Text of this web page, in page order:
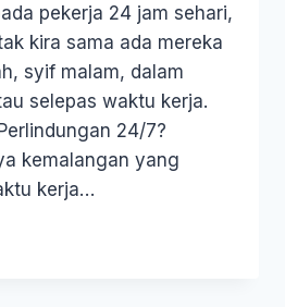
pekerja 24 jam sehari,
kira sama ada mereka
syif malam, dalam
selepas waktu kerja.
24/7?
kemalangan yang
kerja…